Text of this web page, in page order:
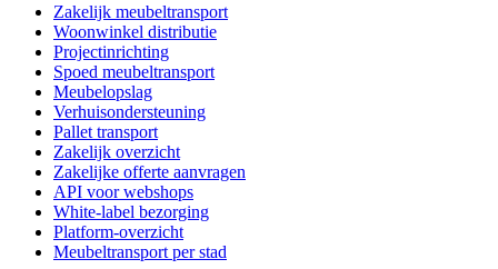
Zakelijk meubeltransport
Woonwinkel distributie
Projectinrichting
Spoed meubeltransport
Meubelopslag
Verhuisondersteuning
Pallet transport
Zakelijk overzicht
Zakelijke offerte aanvragen
API voor webshops
White-label bezorging
Platform-overzicht
Meubeltransport per stad